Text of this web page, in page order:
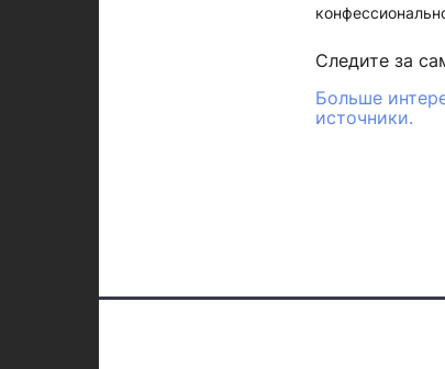
Следите за
Больше
источники.